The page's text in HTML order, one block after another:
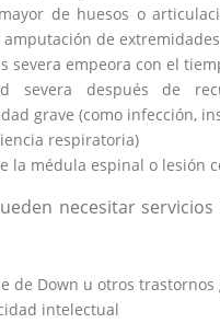
de huesos o
amputación de extremidades
severa empeora con el
severa después de
grave (como infección,
respiratoria)
la médula espinal o lesión
necesitar
de Down u otros trastornos
intelectual